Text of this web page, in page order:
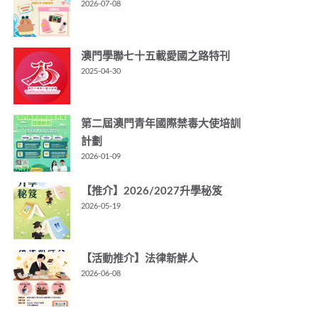
2026-07-08
澳門學聯七十五載愛國之路特刊
2025-04-30
第二屆澳門青年國際禁毒大使培訓
計劃
2026-01-09
【推介】2026/2027升學秘笈
2026-05-19
【活動推介】法律新鮮人
2026-06-08